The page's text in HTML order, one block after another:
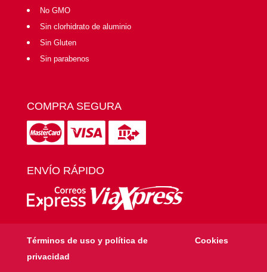
No GMO
Sin clorhidrato de aluminio
Sin Gluten
Sin parabenos
COMPRA SEGURA
ENVÍO RÁPIDO
Términos de uso y política de
privacidad
Cookies